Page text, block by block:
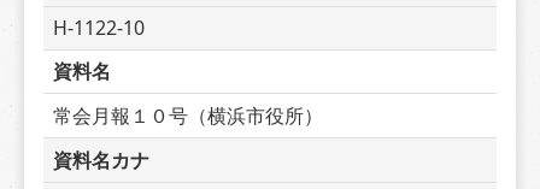
H-1122-10
資料名
常会月報１０号（横浜市役所）
資料名カナ